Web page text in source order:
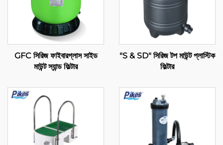
GFC সিরিজ ফাইবারগ্লাস সাইড
মাউন্ট স্যান্ড ফিল্টার
"S & SD" সিরিজ টপ মাউন্ট প্লাস্টিক
ফিল্টার